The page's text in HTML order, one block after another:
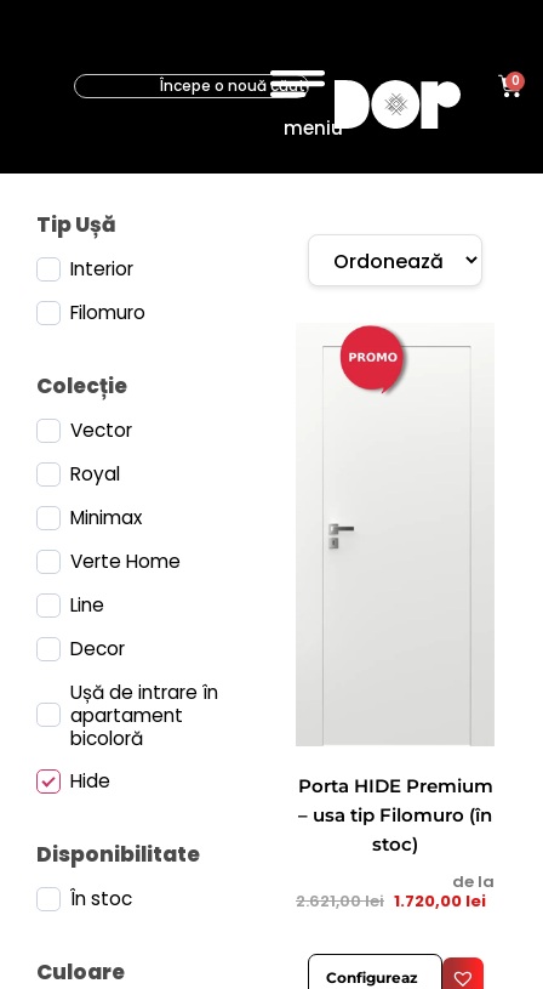
meniu
0
Tip Ușă
Interior
Filomuro
Colecție
Vector
Royal
Minimax
Verte Home
Line
Decor
Ușă de intrare în
apartament
bicoloră
Hide
Disponibilitate
În stoc
Culoare
Porta HIDE Premium
– usa tip Filomuro (în
stoc)
de la
2.621,00lei 1.720,00 lei
Configureaz